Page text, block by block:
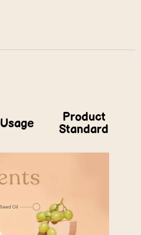
Usage
Product
Standard